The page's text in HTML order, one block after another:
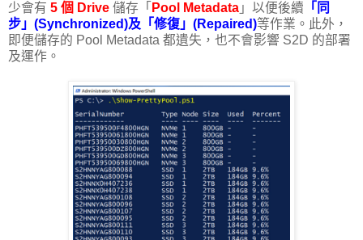
少會有 5 個 Drive 儲存「 Pool Metadata 」以便後續 「同
步」(Synchronized)及「修復」(Repaired)等作業。此外，
即便儲存的 Pool Metadata 都遺失，也不會影響 S2D 的部署
及運作。